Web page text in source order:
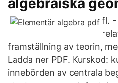
algebraiska
fl. -
framställning av teorin,
Ladda ner PDF. Kurskod:
innebörden av centrala